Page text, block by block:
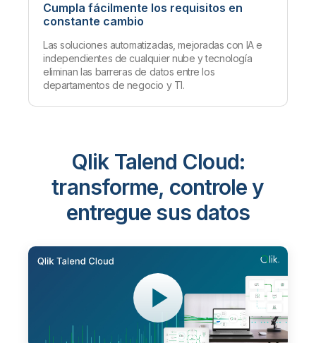
Cumpla fácilmente los requisitos en
constante cambio
Las soluciones automatizadas, mejoradas con IA e
independientes de cualquier nube y tecnología
eliminan las barreras de datos entre los
departamentos de negocio y TI.
Qlik Talend Cloud:
transforme, controle y
entregue sus datos